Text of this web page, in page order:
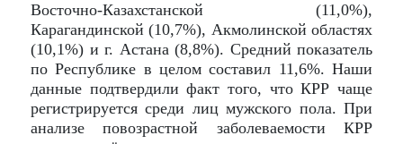
Восточно-Казахстанской (11,0%),
Карагандинской (10,7%), Акмолинской областях
(10,1%) и г. Астана (8,8%). Средний показатель
по Республике в целом составил 11,6%. Наши
данные подтвердили факт того, что КРР чаще
регистрируется среди лиц мужского пола. При
анализе повозрастной заболеваемости КРР